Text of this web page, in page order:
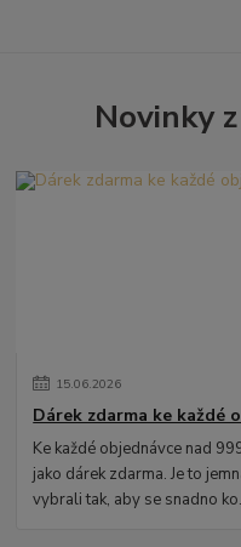
Novinky
15.06.2026
Dárek zdarma ke každé
Ke každé objednávce nad
jako dárek zdarma. Je to
vybrali tak, aby se snadno